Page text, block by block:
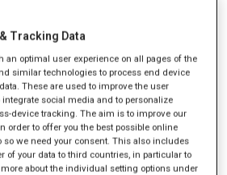
Få et tilbud
20.200 kg
Tracking Data
an optimal user experience on all pages of the
similar technologies to process end device
These are used to improve the user
integrate social media and to personalize
device tracking. The aim is to improve our
order to offer you the best possible online
so we need your consent. This also includes
of your data to third countries, in particular to
about the individual setting options under